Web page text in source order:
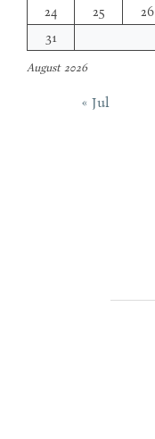
August 2026
24
25 26
31
« Jul